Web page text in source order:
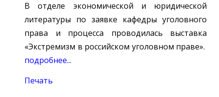
В отделе экономической и юридической
литературы по заявке кафедры уголовного
права и процесса проводилась выставка
«Экстремизм в российском уголовном праве».
подробнее...
Печать